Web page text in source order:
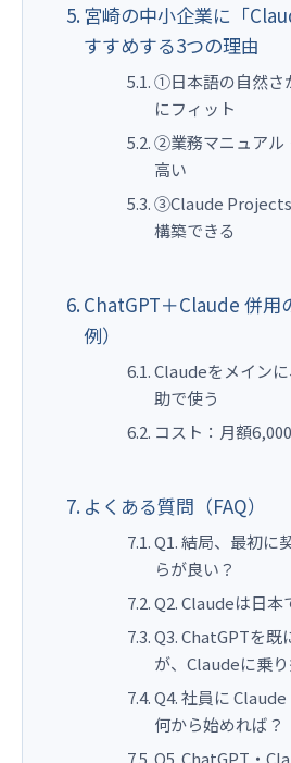
宮崎の中小企業に「
すすめする3つの理由
①日本語の自然さ
にフィット
②業務マニュアル
高い
③Claude Projects
構築できる
ChatGPT＋Claude 併用
例）
Claudeをメイン
助で使う
コスト：月額
よくある質問（FAQ）
Q1. 結局、最初に
らが良い？
Q2. Claudeは日本
Q3. ChatGPTを既
が、Claudeに乗
Q4. 社員に Claude
何から始めれば？
Q5. ChatGPT・